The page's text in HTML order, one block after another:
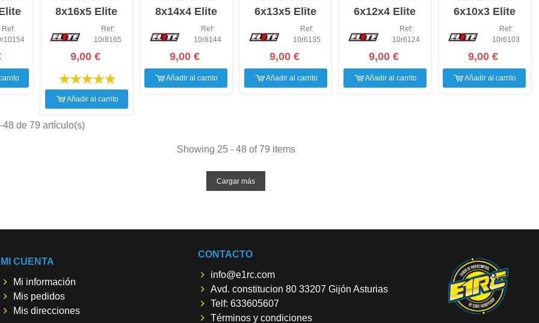
Ref:
8x16x5 Elite
Evolution (10
Unidades)
Ref:
10r8165
9,00 €
Añadir al carrito
8x14x4 Elite
Evolution (10
Unidades)
Ref:
10r8144
9,00 €
Añadir al carrito
6x13x5 Elite
Evolution (10
Unidades)
Ref:
10r6135
9,00 €
Añadir al carrito
6x12x4 Elite
Evolution (10
Unidades)
Ref:
10r6124
9,00 €
Añadir al carrito
6x10x3 Elite
Evolution (10
Unidades)
Ref:
10r6103
9,00 €
Añadir al carrito
48 de 79 artículo(s)
Showing 25 - 48 of 79 items
Cargar más
MI CUENTA
Mi información
Mis pedidos
Mis direcciones
CONTACTO
info@e1rc.com
Avd. constitucion 80 33207 Gijón Asturias
Telf: 633605607
Términos y condiciones